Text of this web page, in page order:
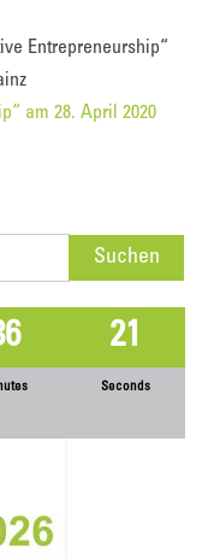
Entrepreneurship“
am 28. April 2020
21
Seconds